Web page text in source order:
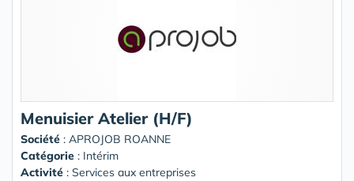
Menuisier Atelier (H/F)
Société : APROJOB ROANNE
Catégorie : Intérim
Activité : Services aux entreprises